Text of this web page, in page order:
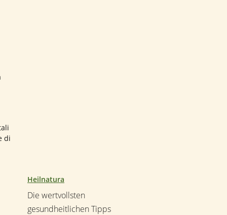
di
Heilnatura
Die wertvollsten
gesundheitlichen Tipps